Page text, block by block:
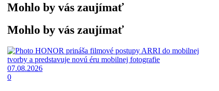
Mohlo by vás zaujímať
Mohlo by vás zaujímať
07.08.2026
0